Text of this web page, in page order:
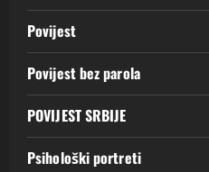
Povijest
Povijest bez parola
POVIJEST SRBIJE
Psihološki portreti